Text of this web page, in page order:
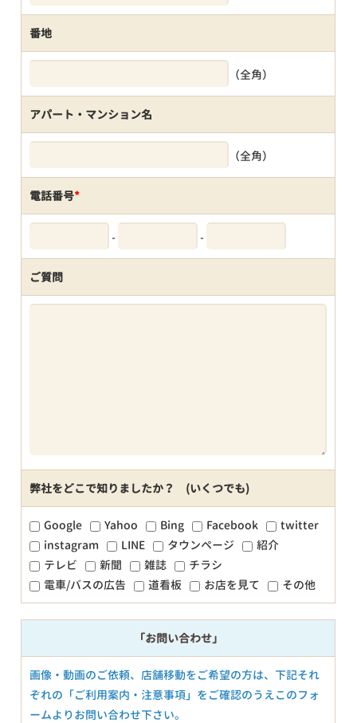
番地
（全角）
アパート・マンション名
（全角）
電話番号*
- -
ご質問
弊社をどこで知りましたか？ (いくつでも)
Google Yahoo Bing Facebook
twitter
instagram
LINE タウンページ
紹介
テレビ
新聞 雑誌
チラシ
電車/バスの広告
道看板 お店を見て その他
「お問い合わせ」
画像・動画のご依頼、店舗移動をご希望の方は、下記それ
ぞれの「ご利用案内・注意事項」をご確認のうえこのフォ
ームよりお問い合わせ下さい。